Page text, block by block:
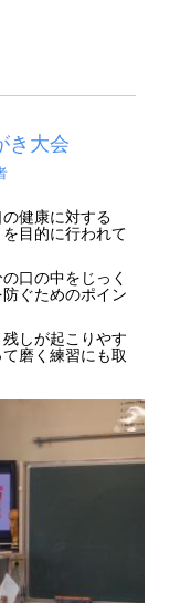
き大会
健康に対する
目的に行われて
口の中をじっく
ぐためのポイン
しが起こりやす
磨く練習にも取